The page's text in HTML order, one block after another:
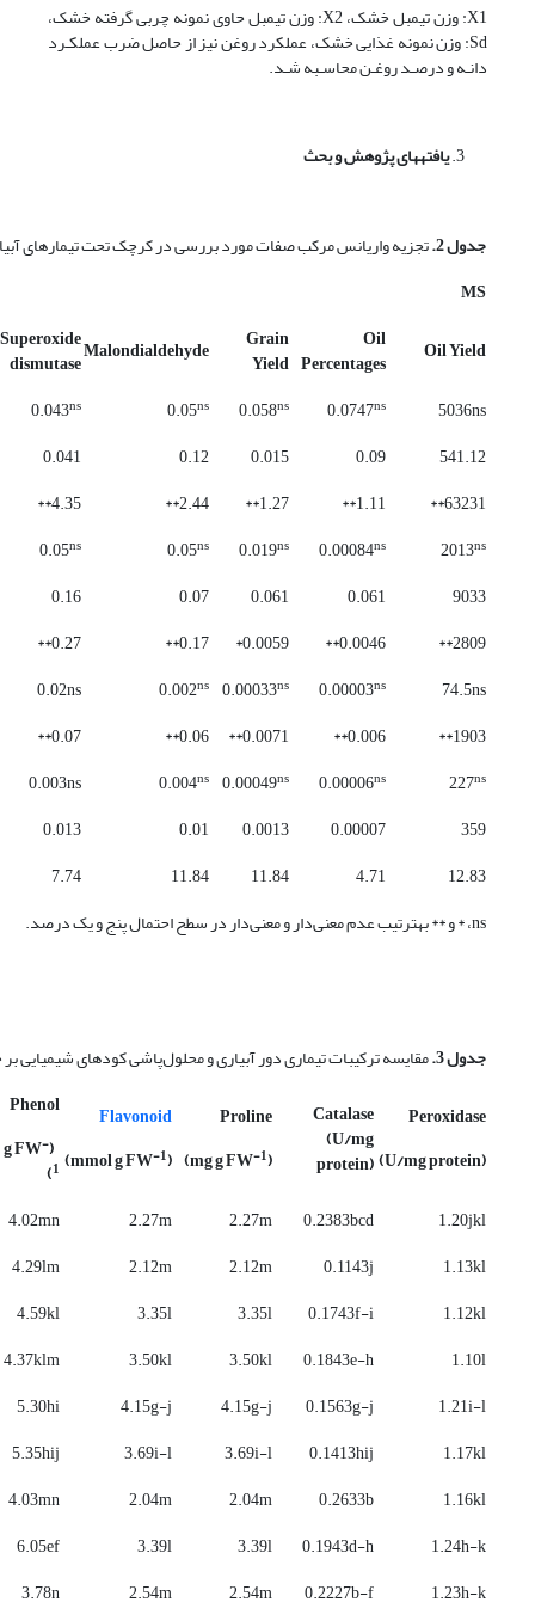
X1: وزن تیمبل خشک، X2: وزن تیمبل حاوی نمونه چربی گرفته خشک،
Sd: وزن نمونه غذایی خشک، عملکرد روغن نیز از حاصل ضرب عملکـرد
دانـه و درصـد روغـن محاسـبه شـد.
یافتههای پژوهش و بحث
جدول 2. تجزیه واریانس مرکب صفات مورد بررسی در کرچک تحت تیمارهای
MS
Oil Yield
Oil
Percentages
Grain
Yield
Malondialdehyde
Superoxide
dismutase
5036ns
0.0747ns
0.058ns
0.05ns
0.043ns
541.12
0.09
0.015
0.12
0.041
63231**
1.11**
1.27**
2.44**
4.35**
2013ns
0.00084ns
0.019ns
0.05ns
0.05ns
9033
0.061
0.061
0.07
0.16
2809**
0.0046**
0.0059*
0.17**
0.27**
74.5ns
0.00003ns
0.00033ns
0.002ns
0.02ns
1903**
0.006**
0.0071**
0.06**
0.07**
227ns
0.00006ns
0.00049ns
0.004ns
0.003ns
359
0.00007
0.0013
0.01
0.013
12.83
4.71
11.84
11.84
7.74
ns، * و ** به­ترتیب عدم معنی‌دار و معنی‌داردرسطح احتمالپنج ویک درصد.
جدول3. مقایسهترکیبات تیماری دور آبیاری و محلول‌پاشی کودهای شیمیاییبر
Peroxidase
(U/mg protein)
Catalase
(U/mg
protein)
Proline
(mg g FW
-1
)
Flavonoid
(mmol g FW
-1
)
Phenol
(mmol g FW
-
1
)
1.20jkl
0.2383bcd
2.27m
2.27m
4.02mn
1.13kl
0.1143j
2.12m
2.12m
4.29lm
1.12kl
0.1743f-i
3.35l
3.35l
4.59kl
1.10l
0.1843e-h
3.50kl
3.50kl
4.37klm
1.21i-l
0.1563g-j
4.15g-j
4.15g-j
5.30hi
1.17kl
0.1413hij
3.69i-l
3.69i-l
5.35hij
1.16kl
0.2633b
2.04m
2.04m
4.03mn
1.24h-k
0.1943d-h
3.39l
3.39l
6.05ef
1.23h-k
0.2227b-f
2.54m
2.54m
3.78n